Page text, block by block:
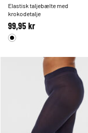
Elastisk taljebælte med
krokodetalje
99,95 kr